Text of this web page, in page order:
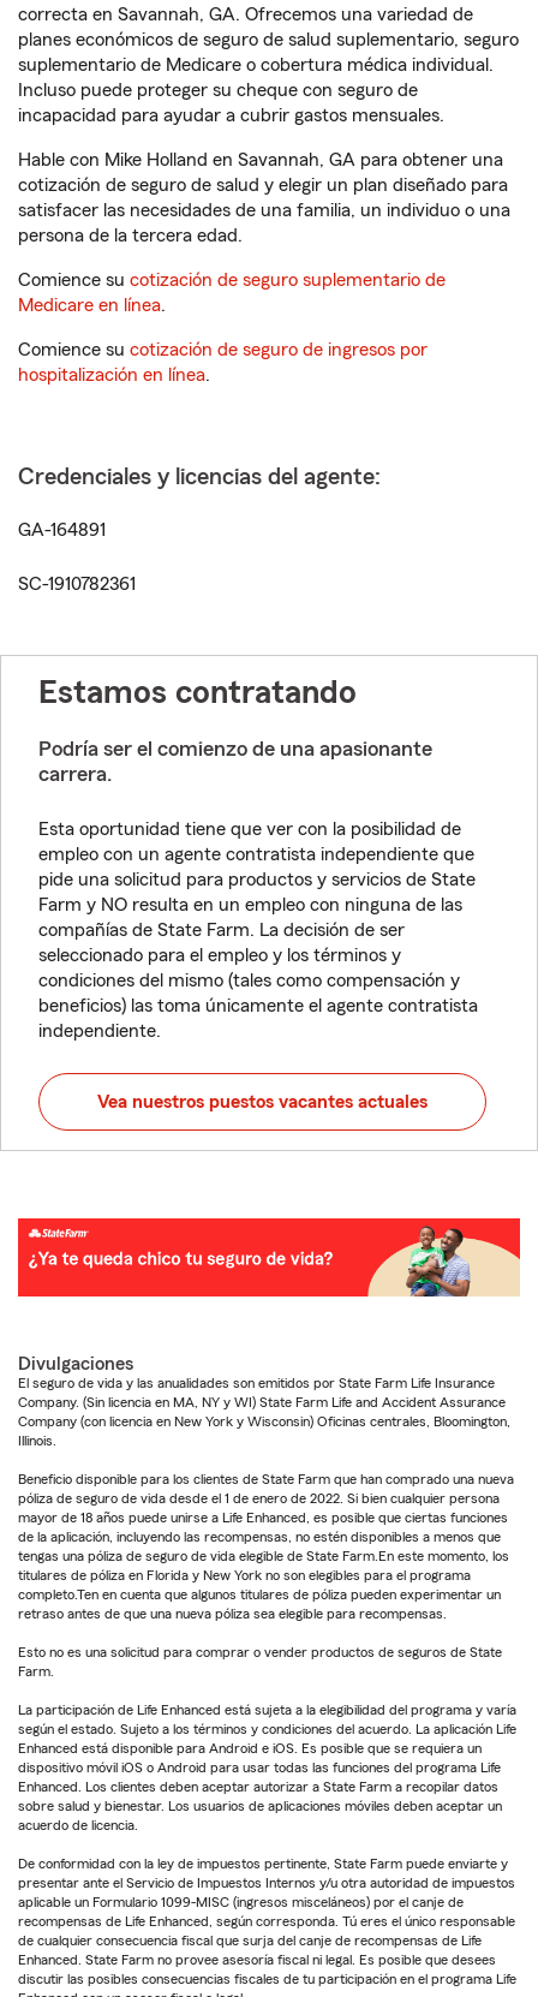
correcta en Savannah, GA. Ofrecemos una variedad de
planes económicos de seguro de salud suplementario, seguro
suplementario de Medicare o cobertura médica individual.
Incluso puede proteger su cheque con seguro de
incapacidad para ayudar a cubrir gastos mensuales.
Hable con Mike Holland en Savannah, GA para obtener una
cotización de seguro de salud y elegir un plan diseñado para
satisfacer las necesidades de una familia, un individuo o una
persona de la tercera edad.
Comience su cotización de seguro suplementario de
Medicare en línea.
Comience su cotización de seguro de ingresos por
hospitalización en línea.
Credenciales y licencias del agente:
GA-164891
SC-1910782361
Estamos contratando
Podría ser el comienzo de una apasionante
carrera.
Esta oportunidad tiene que ver con la posibilidad de
empleo con un agente contratista independiente que
pide una solicitud para productos y servicios de State
Farm y NO resulta en un empleo con ninguna de las
compañías de State Farm. La decisión de ser
seleccionado para el empleo y los términos y
condiciones del mismo (tales como compensación y
beneficios) las toma únicamente el agente contratista
independiente.
Vea nuestros puestos vacantes actuales
Divulgaciones
El seguro de vida y las anualidades son emitidos por State Farm Life Insurance
Company. (Sin licencia en MA, NY y WI) State Farm Life and Accident Assurance
Company (con licencia en New York y Wisconsin) Oficinas centrales, Bloomington,
Illinois.
Beneficio disponible para los clientes de State Farm que han comprado una nueva
póliza de seguro de vida desde el 1 de enero de 2022. Si bien cualquier persona
mayor de 18 años puede unirse a Life Enhanced, es posible que ciertas funciones
de la aplicación, incluyendo las recompensas, no estén disponibles a menos que
tengas una póliza de seguro de vida elegible de State Farm.En este momento, los
titulares de póliza en Florida y New York no son elegibles para el programa
completo.Ten en cuenta que algunos titulares de póliza pueden experimentar un
retraso antes de que una nueva póliza sea elegible para recompensas.
Esto no es una solicitud para comprar o vender productos de seguros de State
Farm.
La participación de Life Enhanced está sujeta a la elegibilidad del programa y varía
según el estado. Sujeto a los términos y condiciones del acuerdo. La aplicación Life
Enhanced está disponible para Android e iOS. Es posible que se requiera un
dispositivo móvil iOS o Android para usar todas las funciones del programa Life
Enhanced. Los clientes deben aceptar autorizar a State Farm a recopilar datos
sobre salud y bienestar. Los usuarios de aplicaciones móviles deben aceptar un
acuerdo de licencia.
De conformidad con la ley de impuestos pertinente, State Farm puede enviarte y
presentar ante el Servicio de Impuestos Internos y/u otra autoridad de impuestos
aplicable un Formulario 1099-MISC (ingresos misceláneos) por el canje de
recompensas de Life Enhanced, según corresponda. Tú eres el único responsable
de cualquier consecuencia fiscal que surja del canje de recompensas de Life
Enhanced. State Farm no provee asesoría fiscal ni legal. Es posible que desees
discutir las posibles consecuencias fiscales de tu participación en el programa Life